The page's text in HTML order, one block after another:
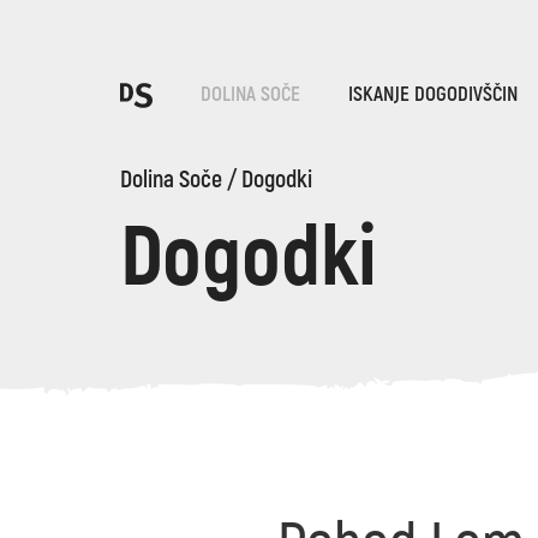
DOLINA SOČE ISKANJE DOGODIVŠČIN
Dolina Soče/Dogodki
Dogodki
TOLMINSKA KORITA